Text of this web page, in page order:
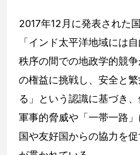
2017年12月に発表された
「インド太平洋地域には
秩序の間での地政学的競
の権益に挑戦し、安全と
る」という認識に基づき
軍事的脅威や「一帯一路
国や友好国からの協力を